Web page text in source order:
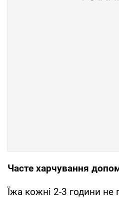
Часте харчування
Їжа кожні 2-3 години